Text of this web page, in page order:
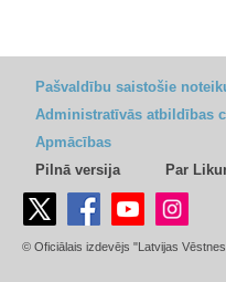
Pašvaldību saistošie
Administratīvās atbildības
Apmācības
Pilnā versija
Par
© Oficiālais izdevējs "Latvijas